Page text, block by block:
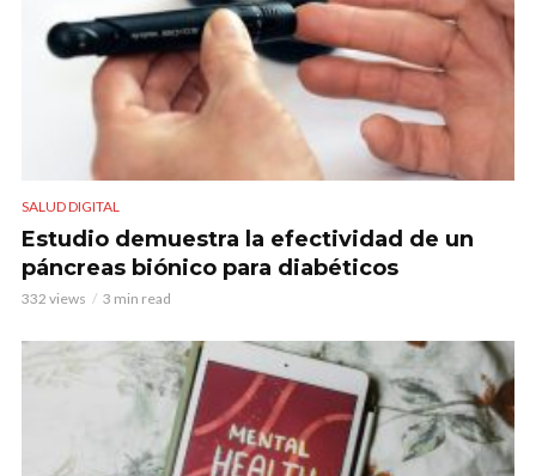
SALUD DIGITAL
Estudio demuestra la efectividad de un
páncreas biónico para diabéticos
332 views 3 min read